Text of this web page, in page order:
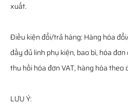
xuất.
Điều kiện đổi/trả hàng: Hàng hóa
đầy đủ linh phụ kiện, bao bì, hóa
thu hồi hóa đơn VAT, hàng hóa theo
LƯU Ý: